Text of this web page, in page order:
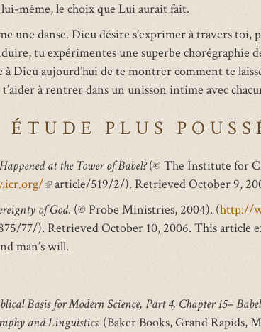
même, le choix que Lui aurait fait.
une danse. Dieu désire s’exprimer à travers toi,
tu expérimentes une superbe chorégraphie
Dieu aujourd’hui de te montrer comment te
à rentrer dans un unisson intime avec
ÉTUDE PLUS
at the Tower of Babel?(© The Institute for
(link
is
external)
article/519/2/). Retrieved October 9,
of God. (© Probe Ministries, 2004). (http://
77/). Retrieved October 10, 2006. This article
man’s will.
Basis for Modern Science, Part 4, Chapter 15–
and Linguistics. (Baker Books, Grand Rapids,